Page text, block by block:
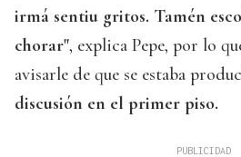
irmá sentiu gritos. Tamén
chorar", explica Pepe, por lo
avisarle de que se estaba
discusión en el primer piso.